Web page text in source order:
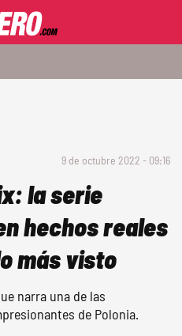
9 de octubre 2022 - 09:16
la serie
hechos reales
más visto
narra una de las
de Polonia.